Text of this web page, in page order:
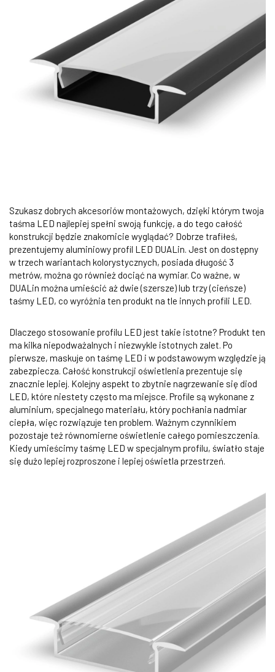
Szukasz dobrych akcesoriów montażowych, dzięki którym twoja
taśma LED najlepiej spełni swoją funkcję, a do tego całość
konstrukcji będzie znakomicie wyglądać? Dobrze trafiłeś,
prezentujemy aluminiowy profil LED DUALin. Jest on dostępny
w trzech wariantach kolorystycznych, posiada długość 3
metrów, można go również dociąć na wymiar. Co ważne, w
DUALin można umieścić aż dwie (szersze) lub trzy (cieńsze)
taśmy LED, co wyróżnia ten produkt na tle innych profili LED.
Dlaczego stosowanie profilu LED jest takie istotne? Produkt ten
ma kilka niepodważalnych i niezwykle istotnych zalet. Po
pierwsze, maskuje on taśmę LED i w podstawowym względzie ją
zabezpiecza. Całość konstrukcji oświetlenia prezentuje się
znacznie lepiej. Kolejny aspekt to zbytnie nagrzewanie się diod
LED, które niestety często ma miejsce. Profile są wykonane z
aluminium, specjalnego materiału, który pochłania nadmiar
ciepła, więc rozwiązuje ten problem. Ważnym czynnikiem
pozostaje też równomierne oświetlenie całego pomieszczenia.
Kiedy umieścimy taśmę LED w specjalnym profilu, światło staje
się dużo lepiej rozproszone i lepiej oświetla przestrzeń.